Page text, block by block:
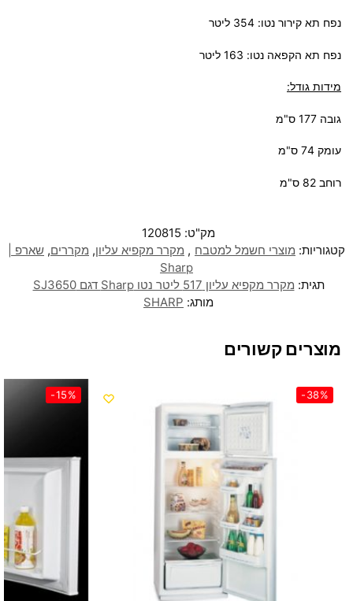
נפח תא קירור נטו: 354 ליטר
נפח תא הקפאה נטו: 163 ליטר
מידות גודל:
גובה 177 ס"מ
עומק 74 ס"מ
רוחב 82 ס"מ
מק"ט: 120815
קטגוריות: מוצרי חשמל למטבח , מקרר מקפיא עליון, מקררים, שארפ |
Sharp
תגית: מקרר מקפיא עליון 517 ליטר נטו Sharp דגם SJ3650
מותג: SHARP
מוצרים קשורים
-38%
-15%